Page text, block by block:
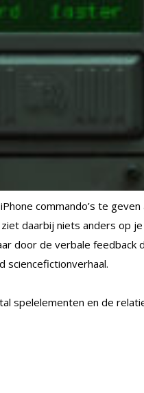
commando’s te geven
daarbij niets anders op
door de verbale feedback
sciencefictionverhaal.
spelelementen en de